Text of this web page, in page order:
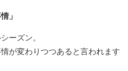
」
ーズン。
が変わりつつあると言われます